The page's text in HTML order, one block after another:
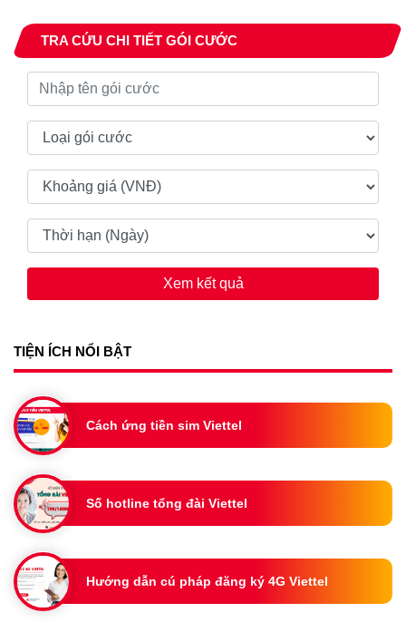
TRA CỨU CHI TIẾT GÓI CƯỚC
Xem kết quả
TIỆN ÍCH NỔI BẬT
Cách ứng tiền sim Viettel
Số hotline tổng đài Viettel
Hướng dẫn cú pháp đăng ký 4G Viettel